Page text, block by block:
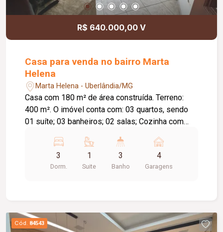
R$ 640.000,00 V
Casa para venda no bairro Marta
Helena
Marta Helena - Uberlândia/MG
Casa com 180 m² de área construída. Terreno:
400 m². O imóvel conta com: 03 quartos, sendo
01 suíte; 03 banheiros; 02 salas; Cozinha com
vagas de garagem; Diferenciais: Ar-condicionado
instalado; Portão eletrônico; Cerca com
concertina; Ambientes amplos e bem
3
Dorm.
1
Suite
3
Banho
4
Garagens
Cód. 84543